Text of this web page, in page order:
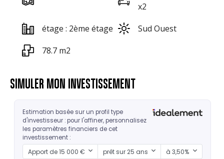
x2
étage : 2ème étage
Sud Ouest
78.7 m2
SIMULER MON INVESTISSEMENT